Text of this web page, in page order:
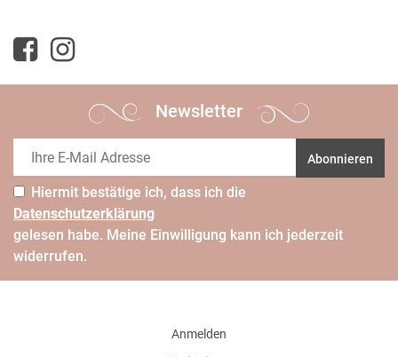
Newsletter
Abonnieren
Hiermit bestätige ich, dass ich die
Daten­schutz­erklärung
gelesen habe. Meine Einwilligung kann ich jederzeit
widerrufen.
Anmelden